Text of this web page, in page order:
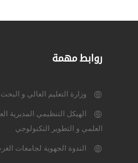
روابط مهمة
وزارة التعليم العالي و
الهيكل التنظيمي المديرية
العلمي و التطوير التكنولوجي
الندوة الجهوية لجامعات